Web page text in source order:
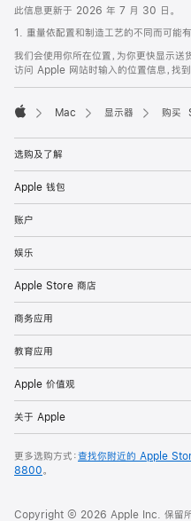
此信息更新于 2026 年 7 月 30 日。
1. 重量依配置和制造工艺的不同而可能有
我们会使用你所在位置，为你更快显示送
访问 Apple 网站时输入的位置信息，找到
Mac 显示器 购买
选购及了解
Apple 钱包
账户
娱乐
Apple Store 商店
商务应用
教育应用
Apple 价值观
关于 Apple
更多选购方式：查找你附近的 Apple
8800。
Copyright © 2026 Apple Inc. 保留所